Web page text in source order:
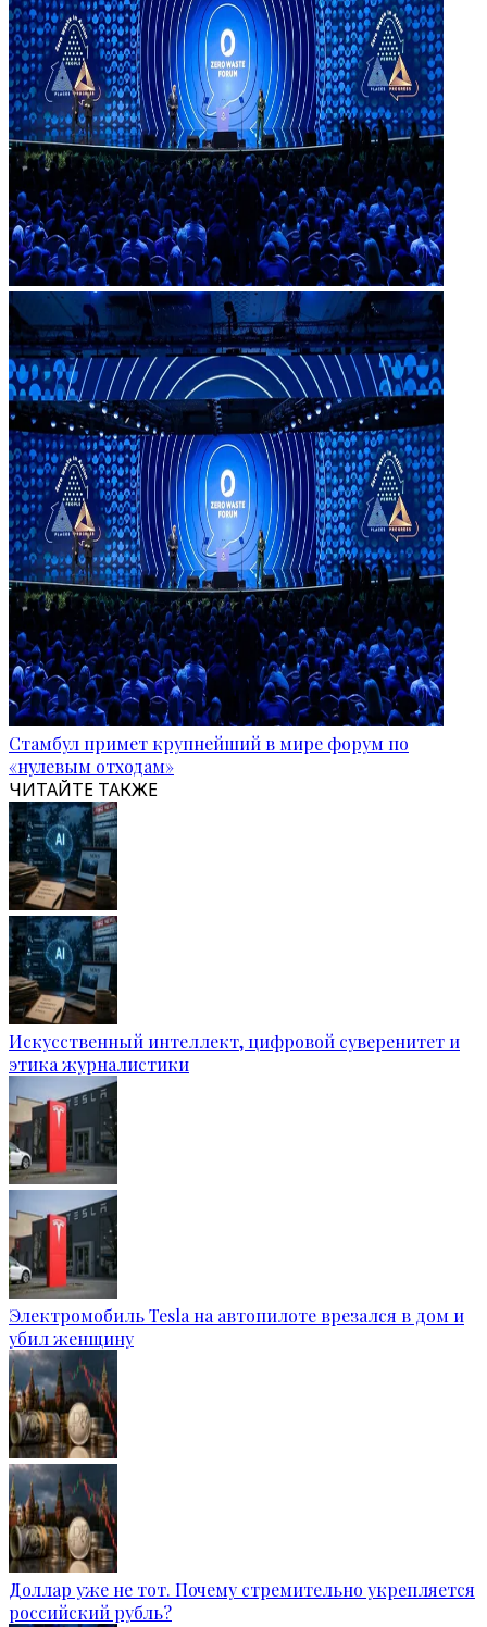
Стамбул примет крупнейший в мире форум по
«нулевым отходам»
ЧИТАЙТЕ ТАКЖЕ
Искусственный интеллект, цифровой суверенитет и
этика журналистики
Электромобиль Tesla на автопилоте врезался в дом и
убил женщину
Доллар уже не тот. Почему стремительно укрепляется
российский рубль?